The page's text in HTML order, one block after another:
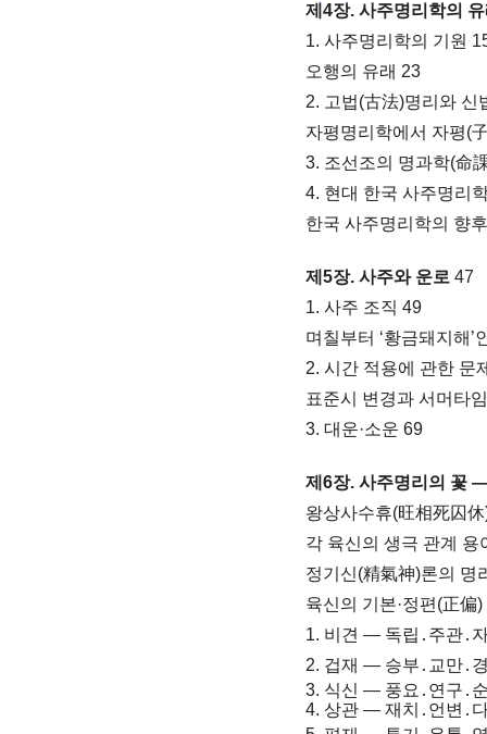
제4장. 사주명리학의
1. 사주명리학의 기원
오행의 유래 23
2. 고법(古法)명리와 신
자평명리학에서 자평(
3. 조선조의 명과학(命
4. 현대 한국 사주명리
한국 사주명리학의 향
제5장. 사주와 운로 47
1. 사주 조직 49
며칠부터 ‘황금돼지해’
2. 시간 적용에 관한 문
표준시 변경과 서머타
3. 대운·소운 69
제6장. 사주명리의 꽃
왕상사수휴(旺相死囚
각 육신의 생극 관계 용
정기신(精氣神)론의 명
육신의 기본·정편(正偏
1. 비견 ― 독립․주관․
2. 겁재 ― 승부․교만․
3. 식신 ― 풍요․연구․
4. 상관 ― 재치․언변․